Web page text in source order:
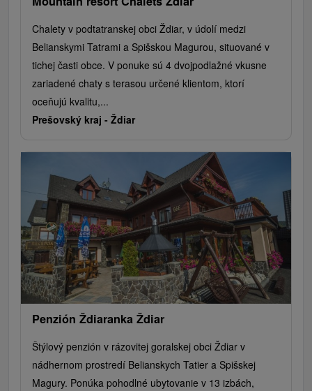
Chalety v podtatranskej obci Ždiar, v údolí medzi
Belianskymi Tatrami a Spišskou Magurou, situované v
tichej časti obce. V ponuke sú 4 dvojpodlažné vkusne
zariadené chaty s terasou určené klientom, ktorí
oceňujú kvalitu,...
Prešovský kraj - Ždiar
Penzión Ždiaranka Ždiar
Štýlový penzión v rázovitej goralskej obci Ždiar v
nádhernom prostredí Belianskych Tatier a Spišskej
Magury. Ponúka pohodlné ubytovanie v 13 izbách,